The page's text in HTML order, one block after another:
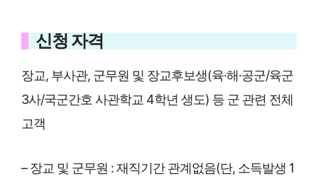
신청 자격
장교, 부사관, 군무원 및 장교후보생(육·해·공군/육군
3사/국군간호 사관학교 4학년 생도) 등 군 관련 전체
고객
– 장교 및 군무원 : 재직기간 관계없음(단, 소득발생 1